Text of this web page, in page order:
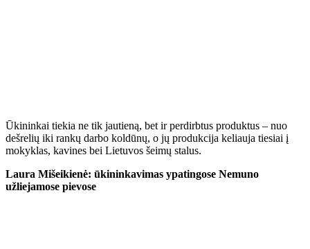
Ūkininkai tiekia ne tik jautieną, bet ir perdirbtus produktus – nuo
dešrelių iki rankų darbo koldūnų, o jų produkcija keliauja tiesiai į
mokyklas, kavines bei Lietuvos šeimų stalus.
Laura Mišeikienė: ūkininkavimas ypatingose Nemuno
užliejamose pievose